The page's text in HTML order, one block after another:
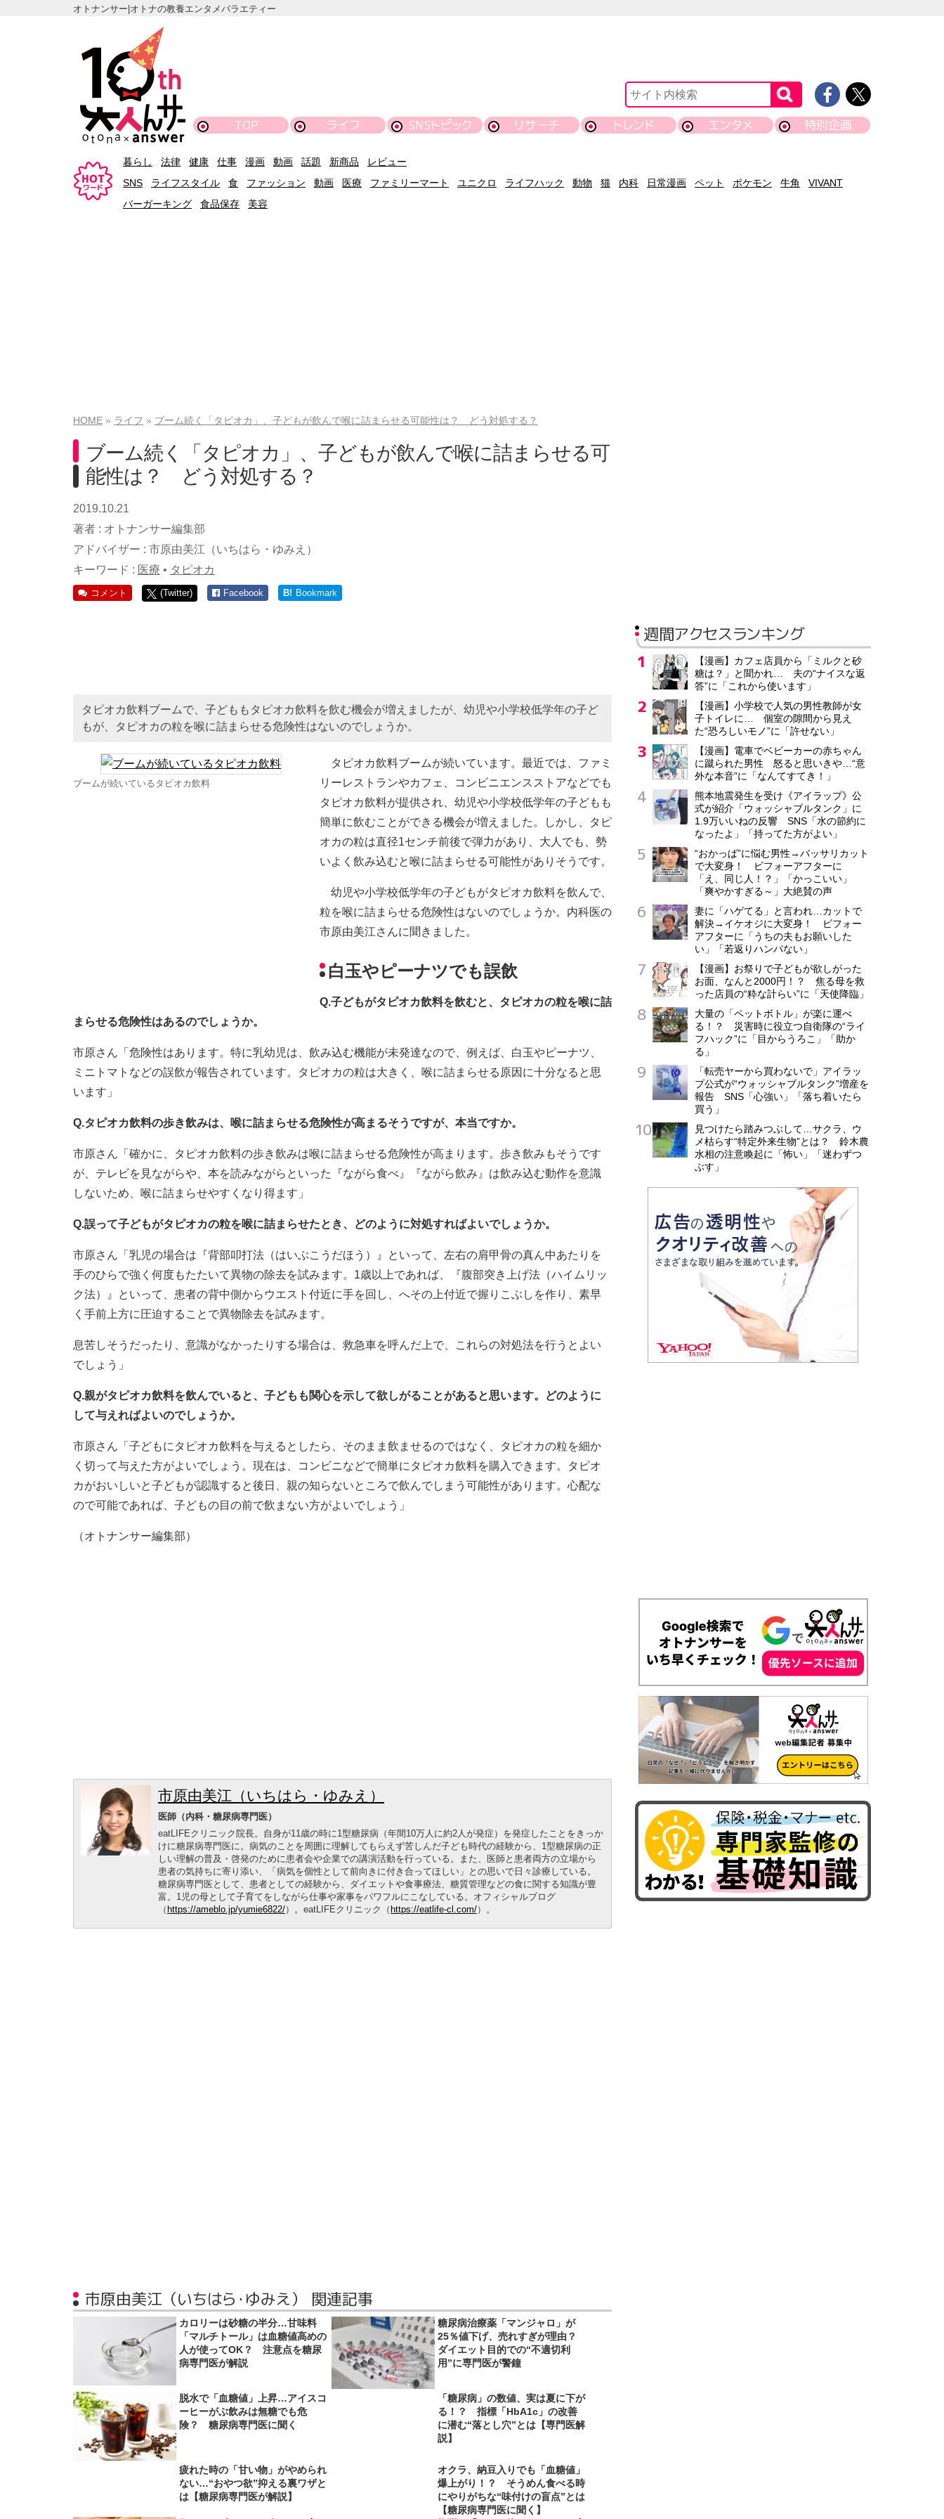
オトナンサー|オトナの教養エンタメバラエティー
TOP ライフ SNSトピック リサーチ トレンド エンタメ 特別企画
暮らし 法律 健康 仕事 漫画 動画 話題 新商品
レビュー
SNS
ライフスタイル 食 ファッション 動画 医療 ファミリーマート ユニクロ ライフハック 動物 猫 内科 日常漫画 ペット ポケモン 牛角
VIVANT
バーガーキング
食品保存 美容
HOME ライフ ブーム続く「タピオカ」、子どもが飲んで喉に詰まらせる可能性は？ どう対処する？
ブーム続く「タピオカ」、子どもが飲んで喉に詰まらせる可
能性は？ どう対処する？
2019.10.21
著者 : オトナンサー編集部
アドバイザー : 市原由美江（いちはら・ゆみえ）
キーワード : 医療 • タピオカ
コメント (Twitter) Facebook B! Bookmark
タピオカ飲料ブームで、子どももタピオカ飲料を飲む機会が増えましたが、幼児や小学校低学年の子ど
もが、タピオカの粒を喉に詰まらせる危険性はないのでしょうか。
ブームが続いているタピオカ飲料
タピオカ飲料ブームが続いています。最近では、ファミ
リーレストランやカフェ、コンビニエンスストアなどでも
タピオカ飲料が提供され、幼児や小学校低学年の子どもも
簡単に飲むことができる機会が増えました。しかし、タピ
オカの粒は直径1センチ前後で弾力があり、大人でも、勢
いよく飲み込むと喉に詰まらせる可能性がありそうです。
幼児や小学校低学年の子どもがタピオカ飲料を飲んで、
粒を喉に詰まらせる危険性はないのでしょうか。内科医の
市原由美江さんに聞きました。
白玉やピーナツでも誤飲
Q.子どもがタピオカ飲料を飲むと、タピオカの粒を喉に詰
まらせる危険性はあるのでしょうか。
市原さん「危険性はあります。特に乳幼児は、飲み込む機能が未発達なので、例えば、白玉やピーナツ、
ミニトマトなどの誤飲が報告されています。タピオカの粒は大きく、喉に詰まらせる原因に十分なると思
います」
Q.タピオカ飲料の歩き飲みは、喉に詰まらせる危険性が高まるそうですが、本当ですか。
市原さん「確かに、タピオカ飲料の歩き飲みは喉に詰まらせる危険性が高まります。歩き飲みもそうです
が、テレビを見ながらや、本を読みながらといった『ながら食べ』『ながら飲み』は飲み込む動作を意識
しないため、喉に詰まらせやすくなり得ます」
Q.誤って子どもがタピオカの粒を喉に詰まらせたとき、どのように対処すればよいでしょうか。
市原さん「乳児の場合は『背部叩打法（はいぶこうだほう）』といって、左右の肩甲骨の真ん中あたりを
手のひらで強く何度もたたいて異物の除去を試みます。1歳以上であれば、『腹部突き上げ法（ハイムリッ
ク法）』といって、患者の背中側からウエスト付近に手を回し、へその上付近で握りこぶしを作り、素早
く手前上方に圧迫することで異物除去を試みます。
息苦しそうだったり、意識がなかったりする場合は、救急車を呼んだ上で、これらの対処法を行うとよい
でしょう」
Q.親がタピオカ飲料を飲んでいると、子どもも関心を示して欲しがることがあると思います。どのように
して与えればよいのでしょうか。
市原さん「子どもにタピオカ飲料を与えるとしたら、そのまま飲ませるのではなく、タピオカの粒を細か
く切って与えた方がよいでしょう。現在は、コンビニなどで簡単にタピオカ飲料を購入できます。タピオ
カがおいしいと子どもが認識すると後日、親の知らないところで飲んでしまう可能性があります。心配な
ので可能であれば、子どもの目の前で飲まない方がよいでしょう」
（オトナンサー編集部）
市原由美江（いちはら・ゆみえ）
医師（内科・糖尿病専門医）
eatLIFEクリニック院長。自身が11歳の時に1型糖尿病（年間10万人に約2人が発症）を発症したことをきっか
けに糖尿病専門医に。病気のことを周囲に理解してもらえず苦しんだ子ども時代の経験から、1型糖尿病の正
しい理解の普及・啓発のために患者会や企業での講演活動を行っている。また、医師と患者両方の立場から
患者の気持ちに寄り添い、「病気を個性として前向きに付き合ってほしい」との思いで日々診療している。
糖尿病専門医として、患者としての経験から、ダイエットや食事療法、糖質管理などの食に関する知識が豊
富。1児の母として子育てをしながら仕事や家事をパワフルにこなしている。オフィシャルブログ
（ https://ameblo.jp/yumie6822/）。eatLIFEクリニック（ https://eatlife-cl.com/）。
市原由美江（いちはら・ゆみえ） 関連記事
カロリーは砂糖の半分…甘味料
「マルチトール」は血糖値高めの
人が使ってOK？ 注意点を糖尿
病専門医が解説
糖尿病治療薬「マンジャロ」が
25％値下げ、売れすぎが理由？
ダイエット目的での“不適切利
用”に専門医が警鐘
脱水で「血糖値」上昇…アイスコ
ーヒーがぶ飲みは無糖でも危
険？ 糖尿病専門医に聞く
「糖尿病」の数値、実は夏に下が
る！？ 指標「HbA1c」の改善
に潜む“落とし穴”とは【専門医解
説】
疲れた時の「甘い物」がやめられ
ない…“おやつ欲”抑える裏ワザと
は【糖尿病専門医が解説】
オクラ、納豆入りでも「血糖値」
爆上がり！？ そうめん食べる時
にやりがちな“味付けの盲点”とは
【糖尿病専門医に聞く】
週間アクセスランキング
【漫画】カフェ店員から「ミルクと砂
糖は？」と聞かれ… 夫の“ナイスな返
答”に「これから使います」
【漫画】小学校で人気の男性教師が女
子トイレに… 個室の隙間から見え
た“恐ろしいモノ”に「許せない」
【漫画】電車でベビーカーの赤ちゃん
に蹴られた男性 怒ると思いきや…“意
外な本音”に「なんてすてき！」
熊本地震発生を受け《アイラップ》公
式が紹介「ウォッシャブルタンク」に
1.9万いいねの反響 SNS「水の節約に
なったよ」「持ってた方がよい」
“おかっぱ”に悩む男性→バッサリカット
で大変身！ ビフォーアフターに
「え、同じ人！？」「かっこいい」
「爽やかすぎる～」大絶賛の声
妻に「ハゲてる」と言われ…カットで
解決→イケオジに大変身！ ビフォー
アフターに「うちの夫もお願いした
い」「若返りハンパない」
【漫画】お祭りで子どもが欲しがった
お面、なんと2000円！？ 焦る母を救
った店員の“粋な計らい”に「天使降臨」
大量の「ペットボトル」が楽に運べ
る！？ 災害時に役立つ自衛隊の“ライ
フハック”に「目からうろこ」「助か
る」
「転売ヤーから買わないで」アイラッ
プ公式が“ウォッシャブルタンク”増産を
報告 SNS「心強い」「落ち着いたら
買う」
見つけたら踏みつぶして…サクラ、ウ
メ枯らす“特定外来生物”とは？ 鈴木農
水相の注意喚起に「怖い」「迷わずつ
ぶす」